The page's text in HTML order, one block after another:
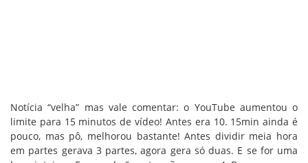
Notícia “velha” mas vale comentar: o YouTube aumentou o
limite para 15 minutos de vídeo! Antes era 10. 15min ainda é
pouco, mas pô, melhorou bastante! Antes dividir meia hora
em partes gerava 3 partes, agora gera só duas. E se for uma